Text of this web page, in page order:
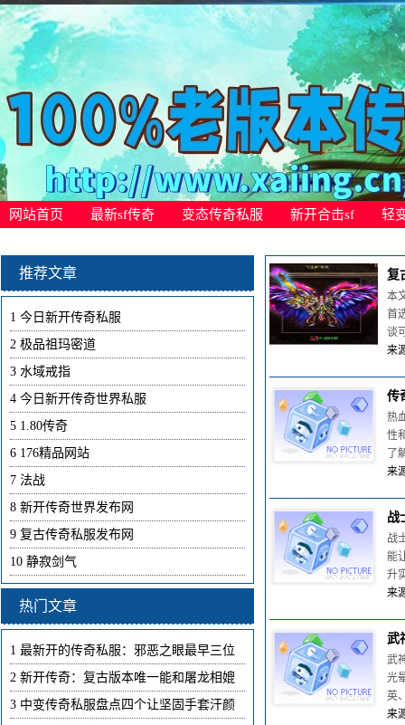
网站首页 最新sf传奇 变态传奇私服 新开合击sf 轻
复
本
首
谈
来
传
热
性
了
来
战
战
能
升
来
武
武
光
英
来
推荐文章
1 今日新开传奇私服
2 极品祖玛密道
3 水域戒指
4 今日新开传奇世界私服
5 1.80传奇
6 176精品网站
7 法战
8 新开传奇世界发布网
9 复古传奇私服发布网
10 静寂剑气
热门文章
1 最新开的传奇私服：邪恶之眼最早三位
2 新开传奇：复古版本唯一能和屠龙相媲
3 中变传奇私服盘点四个让坚固手套汗颜